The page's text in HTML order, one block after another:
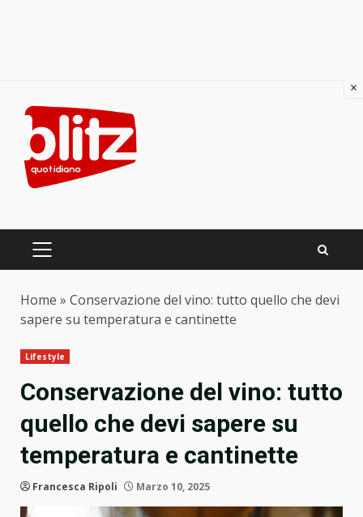
content
PRIMARY
Home » Conservazione del vino: tutto quello che devi
sapere su temperatura e cantinette
Lifestyle
Conservazione del vino: tutto
quello che devi sapere su
temperatura e cantinette
Francesca Ripoli Marzo 10, 2025
×